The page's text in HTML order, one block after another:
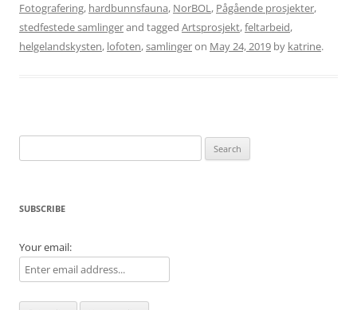
Fotografering, hardbunnsfauna, NorBOL, Pågående prosjekter,
stedfestede samlingerand tagged Artsprosjekt,feltarbeid,
helgelandskysten, lofoten,samlingeron May 24, 2019 by katrine.
for:
SUBSCRIBE
Your email: